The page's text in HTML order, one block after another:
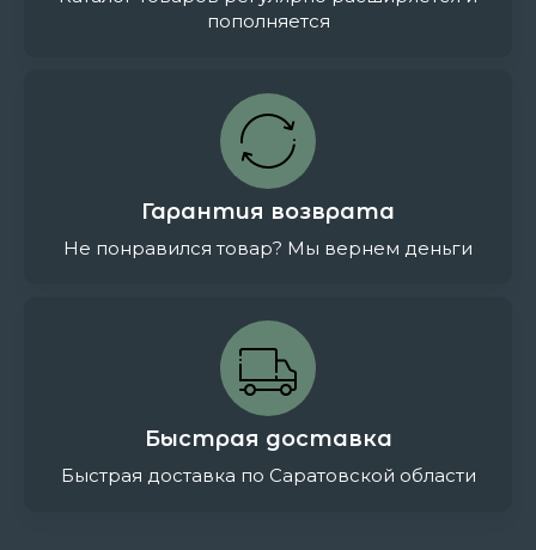
пополняется
Гарантия возврата
Не понравился товар? Мы вернем деньги
Быстрая доставка
Быстрая доставка по Саратовской области